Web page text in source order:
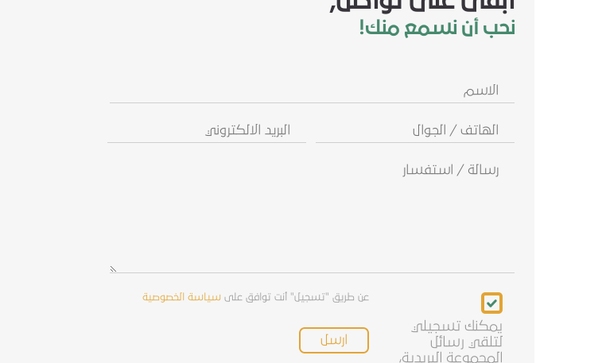
نحب أن نسمع منك!
الاسم
الهاتف
/
البريد
الالكتروني
Newsletter
يمكنك تسجيلي
لتلقي رسائل
المجموعة البريدية،
عن طريق "تسجيل" أنت توافق علىسياسة الخصوصية